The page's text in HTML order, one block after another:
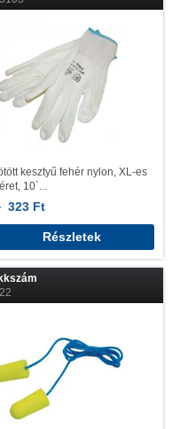
kesztyű fehér nylon, XL-es
10`...
323 Ft
Részletek